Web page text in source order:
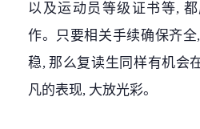
以及运动员等级证书等,
作。只要相关手续确保齐
稳, 那么复读生同样有机会
凡的表现, 大放光彩。